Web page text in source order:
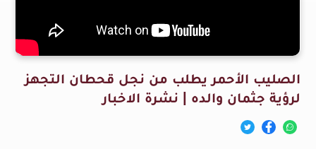
الصليب الأحمر يطلب من نجل قحطان التجهز
لرؤية جثمان والده | نشرة الاخبار